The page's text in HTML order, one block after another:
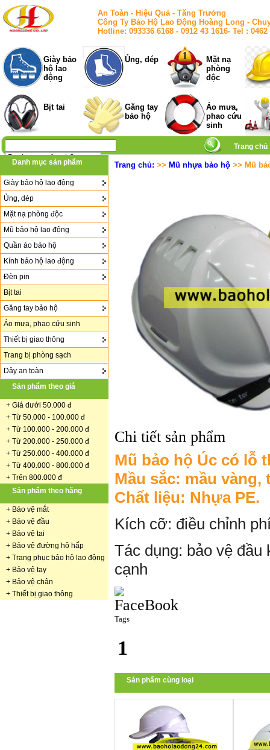
An Toàn - Hiệu Quả - Tăng Trưởng
Công Ty Bảo Hộ Lao Động Hoàng Long -
Hotline: 093336 6168 - 0912 43 1616- Tel :
Giày bảo
hộ lao
động
Ủng, dép
Mặt nạ
phòng
độc
Bịt tai
Găng tay
bảo hộ
Áo mưa,
phao cứu
sinh
Trang chủ
Danh mục sản phẩm
Giày bảo hộ lao động
Ủng, dép
Mặt nạ phòng độc
Mũ bảo hộ lao động
Quần áo bảo hộ
Kính bảo hộ lao động
Đèn pin
Bịt tai
Găng tay bảo hộ
Áo mưa, phao cứu sinh
Thiết bị giao thông
Trang bị phòng sạch
Dây an toàn
Sản phẩm theo giá
+ Giá dưới 50.000 đ
+ Từ 50.000 - 100.000 đ
+ Từ 100.000 - 200.000 đ
+ Từ 200.000 - 250.000 đ
+ Từ 250.000 - 400.000 đ
+ Từ 400.000 - 800.000 đ
+ Trên 800.000 đ
Sản phẩm theo hãng
+ Bảo vệ mắt
+ Bảo vệ đầu
+ Bảo vệ tai
+ Bảo vệ đường hô hấp
+ Trang phục bảo hộ lao động
+ Bảo vệ tay
+ Bảo vệ chân
+ Thiết bị giao thông
Trang chủ: >> Mũ nhựa bảo hộ >> Mũ
Chi tiết sản phẩm
Mũ bảo hộ Úc có lỗ
Mầu sắc: mầu vàng,
Chất liệu: Nhựa PE.
Kích cỡ: điều chỉnh
Tác dụng: bảo vệ đầu
cạnh
Tags
1
Sản phẩm cùng loại